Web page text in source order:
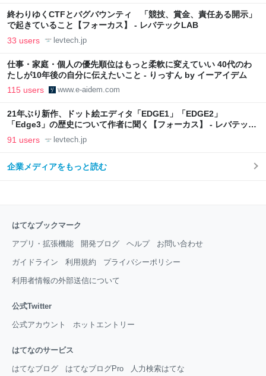
終わりゆくCTFとバグバウンティ 「競技、賞金、責任ある開示」
で起きていること【フォーカス】 - レバテックLAB
33 users levtech.jp
仕事・家庭・個人の優先順位はもっと柔軟に変えていい 40代のわ
たしが10年後の自分に伝えたいこと - りっすん by イーアイデム
115 users www.e-aidem.com
21年ぶり新作、ドット絵エディタ「EDGE1」「EDGE2」
「Edge3」の歴史について作者に聞く【フォーカス】 - レバテック
LAB
91 users levtech.jp
企業メディアをもっと読む
はてなブックマーク
アプリ・拡張機能 開発ブログ ヘルプ お問い合わせ
ガイドライン 利用規約 プライバシーポリシー
利用者情報の外部送信について
公式Twitter
公式アカウント ホットエントリー
はてなのサービス
はてなブログ はてなブログPro 人力検索はてな